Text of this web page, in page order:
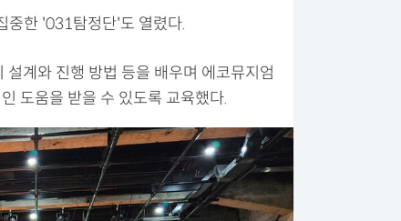
중한 '031탐정단'도 열렸다.
계와 진행 방법 등을 배우며 에코뮤지엄
도움을 받을 수 있도록 교육했다.